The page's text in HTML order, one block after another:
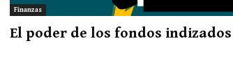
Finanzas
El poder de los fondos indizados